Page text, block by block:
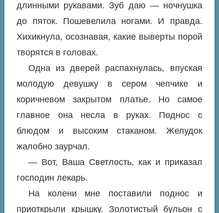
длинными рукавами. Зуб даю — ночнушка
до пяток. Пошевелила ногами. И правда.
Хихикнула, осознавая, какие выверты порой
творятся в головах.
Одна из дверей распахнулась, впуская
молодую девушку в сером чепчике и
коричневом закрытом платье. Но самое
главное она несла в руках. Поднос с
блюдом и высоким стаканом. Желудок
жалобно заурчал.
— Вот, Ваша Светлость, как и приказал
господин лекарь.
На колени мне поставили поднос и
приоткрыли крышку. Золотистый бульон с